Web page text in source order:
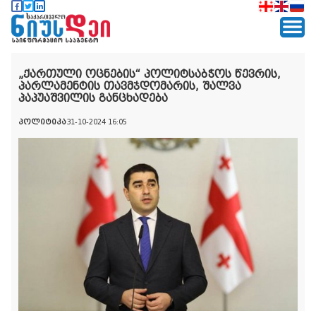
„ქართული ოცნების“ პოლიტსაბჭოს წევრის,
პარლამენტის თავმჯდომარის, შალვა
პაპუაშვილის განცხადება
პოლიტიკა31-10-2024 16:05